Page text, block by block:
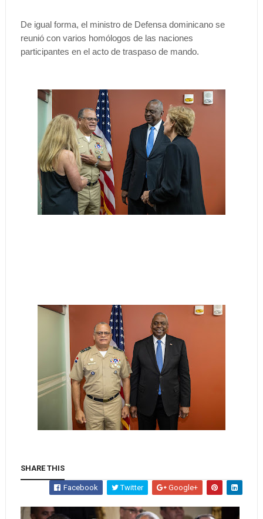
De igual forma, el ministro de Defensa dominicano se
reunió con varios homólogos de las naciones
participantes en el acto de traspaso de mando.
SHARE THIS
Facebook Twitter Google+